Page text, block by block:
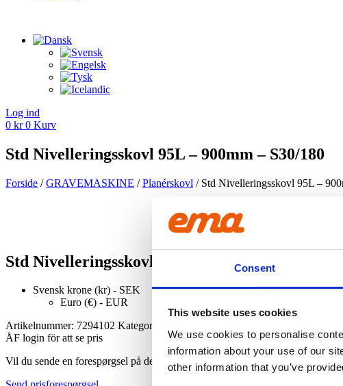
Consent
This website uses cookies
We use cookies to personalise
information about your use of our
other information that you’ve
Log ind
0 kr 0 Kurv
Std Nivelleringsskovl 95L – 900mm – S30/180
Forside /GRAVEMASKINE /Planérskovl / Std Nivelleringsskovl 95L –
Std Nivelleringsskovl 95L – 900mm – S30/180
Svensk krone (kr) - SEK
Euro (€) - EUR
Artikelnummer: 7294102 Kategori:
ÅF login för att se pris
Vil du sende en forespørgsel på dette produkt?